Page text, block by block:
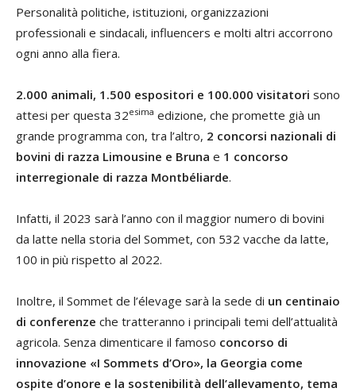
Personalità politiche, istituzioni, organizzazioni
professionali e sindacali, influencers e molti altri accorrono
ogni anno alla fiera.
2.000 animali, 1.500 espositori e 100.000 visitatori sono
attesi per questa 32esima edizione, che promette già un
grande programma con, tra l’altro, 2 concorsi nazionali di
bovini di razza Limousine e Bruna e 1 concorso
interregionale di razza Montbéliarde.
Infatti, il 2023 sarà l’anno con il maggior numero di bovini
da latte nella storia del Sommet, con 532 vacche da latte,
100 in più rispetto al 2022.
Inoltre, il Sommet de l’élevage sarà la sede di un centinaio
di conferenze che tratteranno i principali temi dell’attualità
agricola. Senza dimenticare il famoso concorso di
innovazione «I Sommets d’Oro», la Georgia come
ospite d’onore e la sostenibilità dell’allevamento, tema